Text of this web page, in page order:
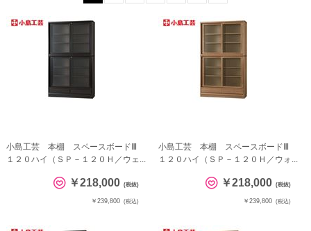
小島工芸 本棚 スペースボードⅢ
１２０ハイ（ＳＰ－１２０Ｈ／ウェ...
￥218,000 (税抜)
￥239,800 (税込)
小島工芸 本棚 スペースボードⅢ
１２０ハイ（ＳＰ－１２０Ｈ／ウォ...
￥218,000 (税抜)
￥239,800 (税込)